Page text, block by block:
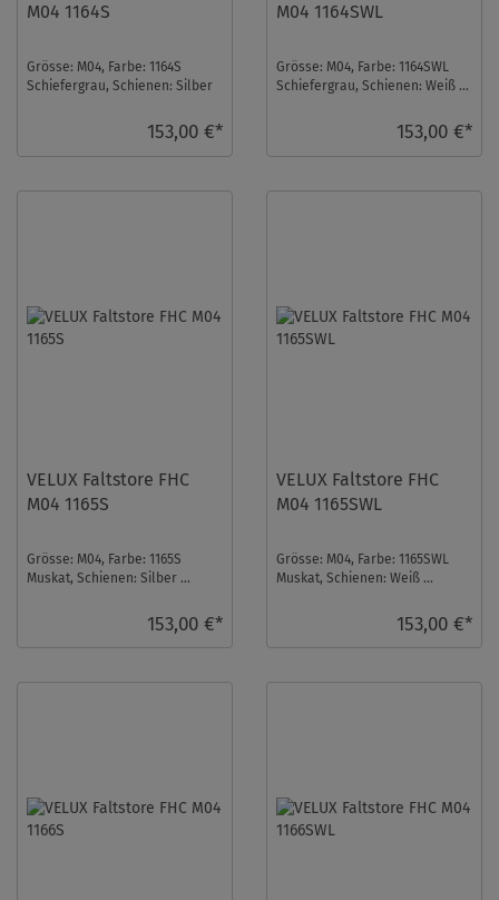
M04 1164S
Grösse: M04, Farbe: 1164S
Schiefergrau, Schienen: Silber
153,00 €*
M04 1164SWL
Grösse: M04, Farbe: 1164SWL
Schiefergrau, Schienen: Weiß ...
153,00 €*
VELUX Faltstore FHC
M04 1165S
Grösse: M04, Farbe: 1165S
Muskat, Schienen: Silber ...
153,00 €*
VELUX Faltstore FHC
M04 1165SWL
Grösse: M04, Farbe: 1165SWL
Muskat, Schienen: Weiß ...
153,00 €*